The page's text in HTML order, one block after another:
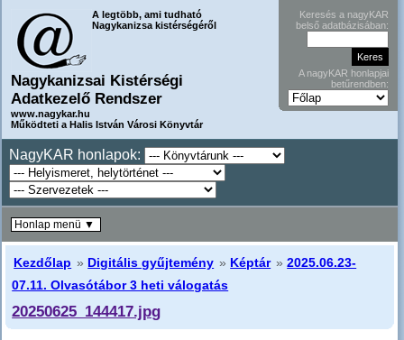
A legtöbb, ami tudható
Nagykanizsa kistérségéről
Nagykanizsai Kistérségi
Adatkezelő Rendszer
www.nagykar.hu
Működteti a Halis István Városi Könyvtár
Keresés a nagyKAR
belső adatbázisában:
A nagyKAR honlapjai
betűrendben:
NagyKAR honlapok:
Kezdőlap » Digitális gyűjtemény » Képtár »2025.06.23-
07.11. Olvasótábor 3 heti válogatás
20250625_144417.jpg
Honlap menü ▼